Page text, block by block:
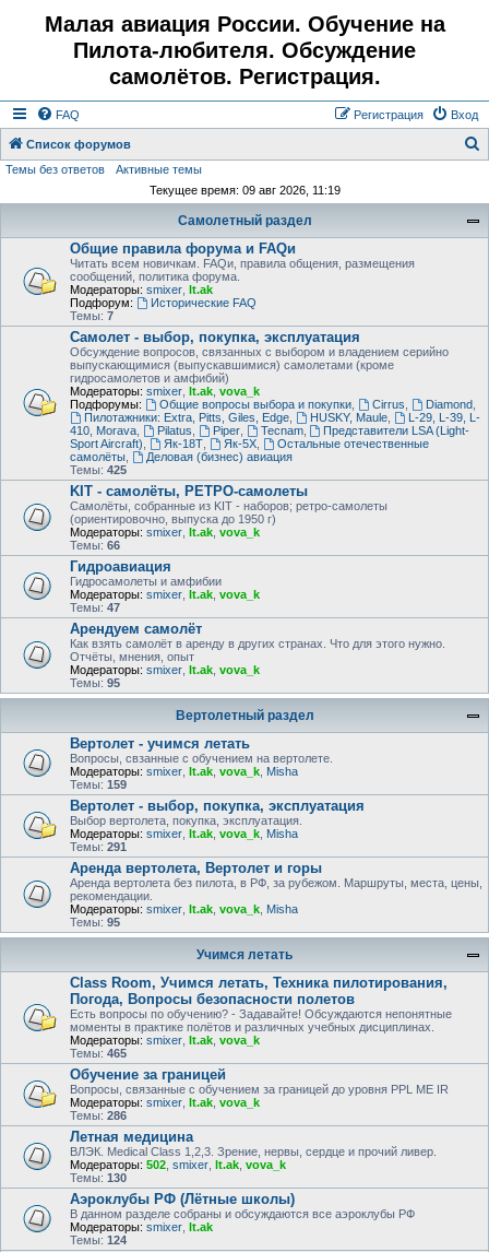
Малая авиация России. Обучение на
Пилота-любителя. Обсуждение
самолётов. Регистрация.
FAQ Вход
Регистрация
Список форумов
Темы без ответов
Активные темы
Текущее время: 09 авг 2026, 11:19
Самолетный раздел
Общие правила форума и FAQи
Читать всем новичкам. FAQи, правила общения, размещения
сообщений, политика форума.
Модераторы: smixer lt.ak
Подфорум:
Исторические FAQ
Темы: 7
Самолет - выбор, покупка, эксплуатация
Обсуждение вопросов, связанных с выбором и владением серийно
выпускающимися (выпускавшимися) самолетами (кроме
гидросамолетов и амфибий)
Модераторы: smixer lt.ak vova_k
Подфорумы:
Общие вопросы выбора и покупки, Cirrus Diamond,
Пилотажники: Extra, Pitts, Giles, Edge, HUSKY, Maule,
L-29, L-39, L-
410, Morava
Pilatus Piper, Tecnam,
Представители LSA (Light-
Sport Aircraft)
Як-18Т, Як-5Х,
Остальные отечественные
самолёты
Деловая (бизнес) авиация
Темы: 425
KIT - самолёты, РЕТРО-самолеты
Самолёты, собранные из KIT - наборов; ретро-самолеты
(ориентировочно, выпуска до 1950 г)
Модераторы: smixer lt.ak vova_k
Темы: 66
Гидроавиация
Гидросамолеты и амфибии
Модераторы: smixer lt.ak vova_k
Темы: 47
Арендуем самолёт
Как взять самолёт в аренду в других странах. Что для этого нужно.
Отчёты, мнения, опыт
Модераторы: smixer lt.ak vova_k
Темы: 95
Вертолетный раздел
Вертолет - учимся летать
Вопросы, свзанные с обучением на вертолете.
Модераторы: smixer lt.ak vova_k Misha
Темы: 159
Вертолет - выбор, покупка, эксплуатация
Выбор вертолета, покупка, эксплуатация.
Модераторы: smixer lt.ak vova_k Misha
Темы: 291
Аренда вертолета, Вертолет и горы
Аренда вертолета без пилота, в РФ, за рубежом. Маршруты, места, цены,
рекомендации.
Модераторы: smixer lt.ak vova_k Misha
Темы: 95
Учимся летать
Class Room, Учимся летать, Техника пилотирования,
Погода, Вопросы безопасности полетов
Есть вопросы по обучению? - Задавайте! Обсуждаются непонятные
моменты в практике полётов и различных учебных дисциплинах.
Модераторы: smixer lt.ak vova_k
Темы: 465
Обучение за границей
Вопросы, связанные с обучением за границей до уровня PPL ME IR
Модераторы: smixer lt.ak vova_k
Темы: 286
Летная медицина
ВЛЭК. Medical Class 1,2,3. Зрение, нервы, сердце и прочий ливер.
Модераторы: 502 smixer lt.ak vova_k
Темы: 130
Аэроклубы РФ (Лётные школы)
В данном разделе собраны и обсуждаются все аэроклубы РФ
Модераторы: smixer lt.ak
Темы: 124